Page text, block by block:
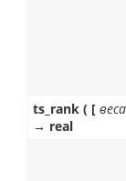
ts_rank ( [ веса
→ real